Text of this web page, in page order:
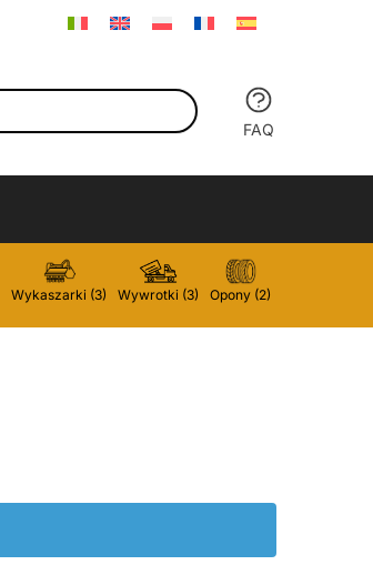
FAQ
Wykaszarki (3) Wywrotki (3) Opony (2)